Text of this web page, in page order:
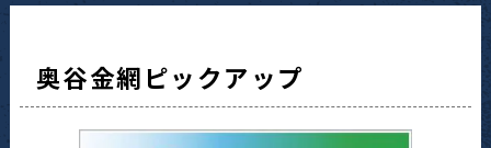
奥谷金網ピックアップ